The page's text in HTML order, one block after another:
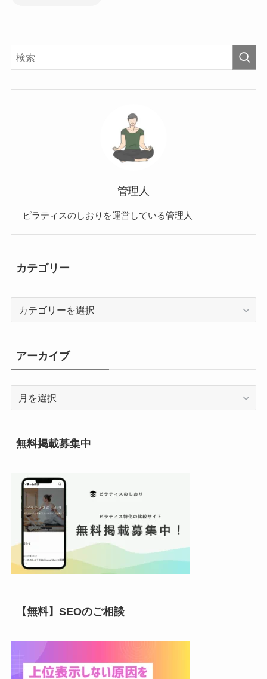
管理人
ピラティスのしおりを運営している管理人
カテゴリー
ー
アーカイブ
イ
ブ
無料掲載募集中
【無料】SEOのご相談